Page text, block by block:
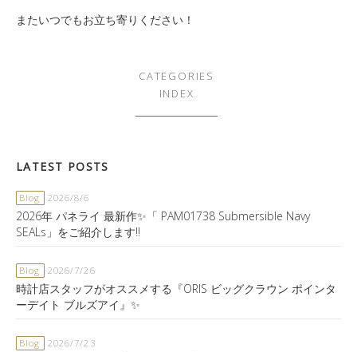
またいつでもお立ち寄りください！
CATEGORIES
INDEX
LATEST POSTS
Blog 2026/8/6
2026年 パネライ 最新作✨「 PAM01738 Submersible Navy
SEALs」をご紹介します‼️
Blog 2026/7/26
時計店スタッフがオススメする『ORIS ビッグクラウン ポインタ
ーデイト ブルズアイ』✨
Blog 2026/7/23